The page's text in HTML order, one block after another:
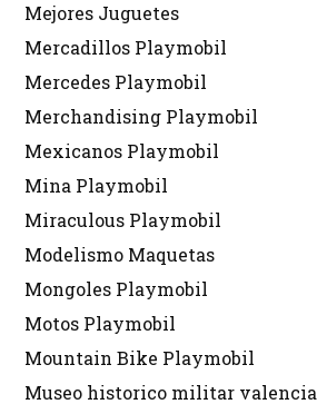
Mejores Juguetes
Mercadillos Playmobil
Mercedes Playmobil
Merchandising Playmobil
Mexicanos Playmobil
Mina Playmobil
Miraculous Playmobil
Modelismo Maquetas
Mongoles Playmobil
Motos Playmobil
Mountain Bike Playmobil
Museo historico militar valencia